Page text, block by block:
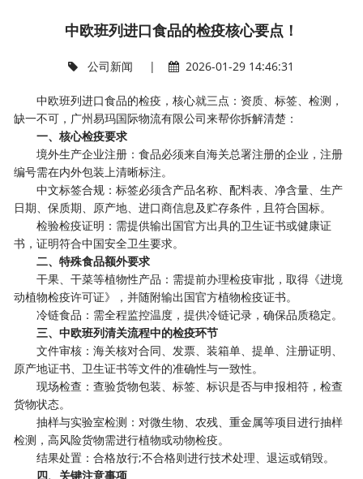
中欧班列进口食品的检疫核心要点！
公司新闻 | 2026-01-29 14:46:31
中欧班列进口食品的检疫，核心就三点：‌资质、标签、检测‌，
缺一不可，广州易玛国际物流有限公司来帮你拆解清楚：
一、核心检疫要求
‌境外生产企业注册‌：食品必须来自海关总署注册的企业，注册
编号需在内外包装上清晰标注。
‌中文标签合规‌：标签必须含产品名称、配料表、净含量、生产
日期、保质期、原产地、进口商信息及贮存条件，且符合国标。
‌检验检疫证明‌：需提供输出国官方出具的卫生证书或健康证
书，证明符合中国安全卫生要求。
二、特殊食品额外要求
‌干果、干菜等植物性产品‌：需提前办理检疫审批，取得《进境
动植物检疫许可证》，并随附输出国官方植物检疫证书。
‌冷链食品‌：需全程监控温度，提供冷链记录，确保品质稳定。
三、中欧班列清关流程中的检疫环节
‌文件审核‌：海关核对合同、发票、装箱单、提单、注册证明、
原产地证书、卫生证书等文件的准确性与一致性。
‌现场检查‌：查验货物包装、标签、标识是否与申报相符，检查
货物状态。
‌抽样与实验室检测‌：对微生物、农残、重金属等项目进行抽样
检测，高风险货物需进行植物或动物检疫。
‌结果处置‌：合格放行;不合格则进行技术处理、退运或销毁。
四、关键注意事项